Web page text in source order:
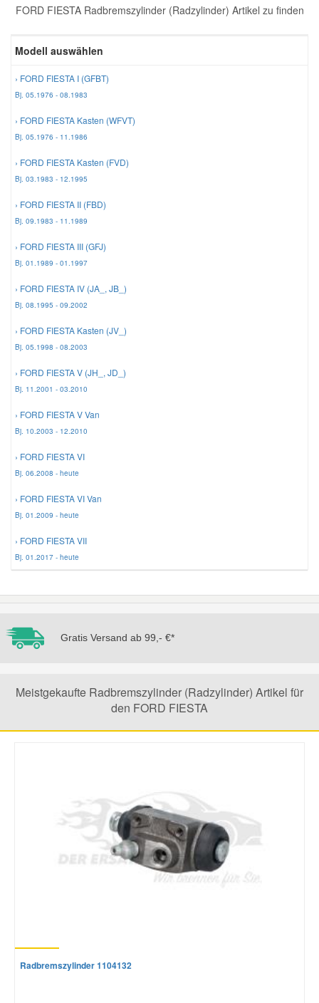
FORD FIESTA Radbremszylinder (Radzylinder) Artikel zu finden
Modell auswählen
› FORD FIESTA I (GFBT)
Bj. 05.1976 - 08.1983
› FORD FIESTA Kasten (WFVT)
Bj. 05.1976 - 11.1986
› FORD FIESTA Kasten (FVD)
Bj. 03.1983 - 12.1995
› FORD FIESTA II (FBD)
Bj. 09.1983 - 11.1989
› FORD FIESTA III (GFJ)
Bj. 01.1989 - 01.1997
› FORD FIESTA IV (JA_, JB_)
Bj. 08.1995 - 09.2002
› FORD FIESTA Kasten (JV_)
Bj. 05.1998 - 08.2003
› FORD FIESTA V (JH_, JD_)
Bj. 11.2001 - 03.2010
› FORD FIESTA V Van
Bj. 10.2003 - 12.2010
› FORD FIESTA VI
Bj. 06.2008 - heute
› FORD FIESTA VI Van
Bj. 01.2009 - heute
› FORD FIESTA VII
Bj. 01.2017 - heute
Gratis Versand ab 99,- €*
Meistgekaufte Radbremszylinder (Radzylinder) Artikel für
den FORD FIESTA
Radbremszylinder 1104132
Reparatur-Zubehör
Winter-Autozubehör
Jeep Ersatzteile
Kia Ersatzteile
Lancia Ersatzteile
Mazda Ersatzteile
Mercedes Ersatzteile
Mini Ersatzteile
Mitsubishi Ersatzteile
Nissan Ersatzteile
Porsche Ersatzteile
Seat Ersatzteile
Skoda Ersatzteile
Suzuki Ersatzteile
Vauxhall Ersatzteile
Volvo Ersatzteile